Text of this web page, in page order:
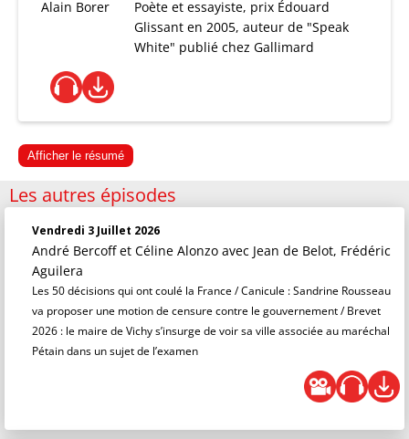
Alain Borer
Poète et essayiste, prix Édouard
Glissant en 2005, auteur de "Speak
White" publié chez Gallimard
Afficher le résumé
Les autres épisodes
Vendredi 3 Juillet 2026
André Bercoff et Céline Alonzo avec Jean de Belot, Frédéric
Aguilera
Les 50 décisions qui ont coulé la France / Canicule : Sandrine Rousseau
va proposer une motion de censure contre le gouvernement / Brevet
2026 : le maire de Vichy s’insurge de voir sa ville associée au maréchal
Pétain dans un sujet de l’examen